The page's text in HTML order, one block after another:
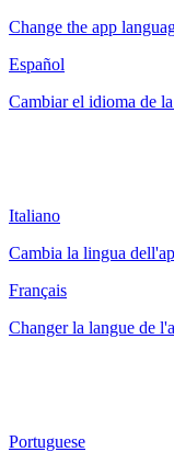
Change the app
Español
Cambiar el idioma de
Italiano
Cambia la lingua
Français
Changer la langue de
Portuguese